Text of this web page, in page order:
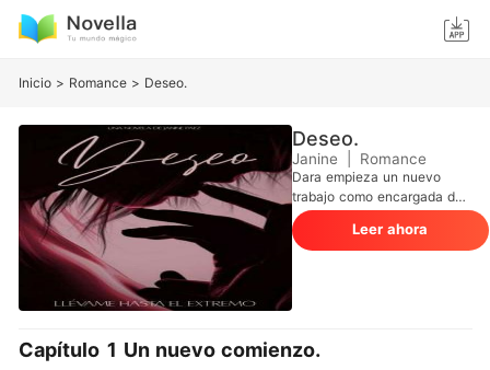
Inicio > Romance > Deseo.
Deseo.
Janine Romance
Dara empieza un nuevo
trabajo como encargada de
recursos humanos en una de
las empresas más
importantes de su país. Al
vida, pero no tuvo en cuenta
no le dejaría el camino
Leer ahora
Capítulo 1 Un nuevo comienzo.